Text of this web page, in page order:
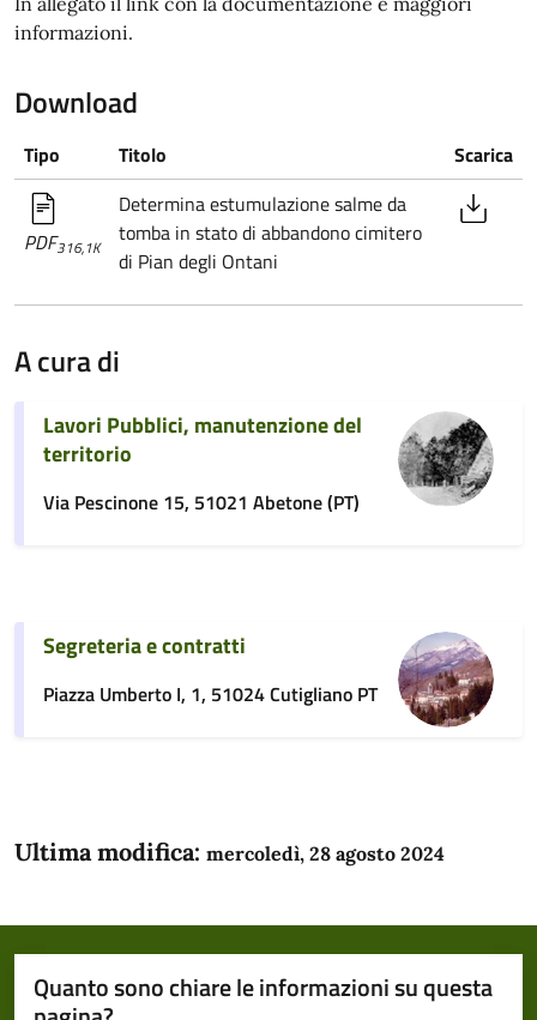
informazioni.
Download
Tipo Titolo Scarica
PDF316,1K
Determina estumulazione salme da
tomba in stato di abbandono cimitero
di Pian degli Ontani
A cura di
Lavori Pubblici, manutenzione del
territorio
Via Pescinone 15, 51021 Abetone (PT)
Segreteria e contratti
Piazza Umberto I, 1, 51024 Cutigliano PT
Ultima modifica: mercoledì, 28 agosto 2024
Quanto sono chiare le informazioni su questa